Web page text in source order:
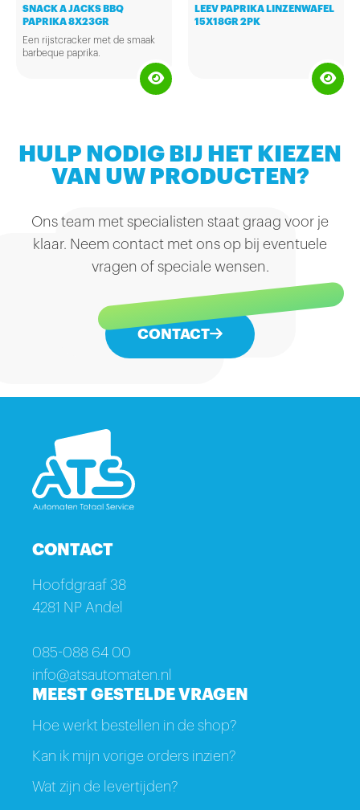
SNACK A JACKS BBQ
PAPRIKA 8X23GR
Een rijstcracker met de smaak
barbeque paprika.
LEEV PAPRIKA LINZENWAFEL
15X18GR 2PK
HULP NODIG BIJ HET KIEZEN
VAN UW PRODUCTEN?
Ons team met specialisten staat graag voor je
klaar. Neem contact met ons op bij eventuele
vragen of speciale wensen.
CONTACT
CONTACT
Hoofdgraaf 38
4281 NP Andel
085-088 64 00
info@atsautomaten.nl
MEEST GESTELDE VRAGEN
Hoe werkt bestellen in de shop?
Kan ik mijn vorige orders inzien?
Wat zijn de levertijden?